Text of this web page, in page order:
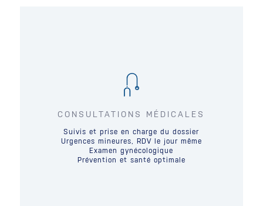
CONSULTATIONS MÉDICALES
Suivis et prise en charge du dossier
Urgences mineures, RDV le jour même
Examen gynécologique
Prévention et santé optimale